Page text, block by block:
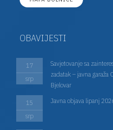
OBAVIJESTI
17
srp
Savjetovanje sa
zadatak – javna garaža
Bjelovar
15
srp
Javna objava lipanj